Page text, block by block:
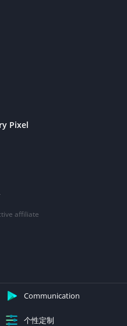
Pixel
affiliate
Communication
个性定制